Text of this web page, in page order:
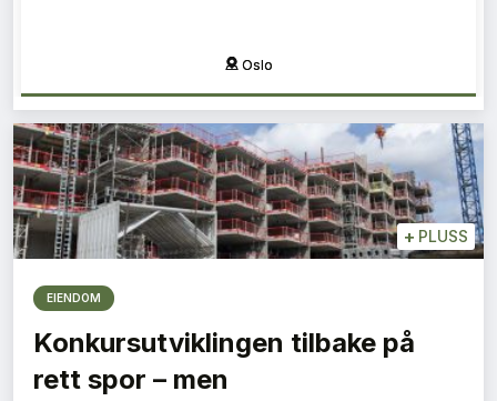
Oslo
+ PLUSS
EIENDOM
Konkursutviklingen tilbake på
rett spor – men